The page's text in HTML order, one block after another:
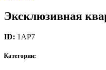
Эксклюзивная
ID: 1AP7
Категории: